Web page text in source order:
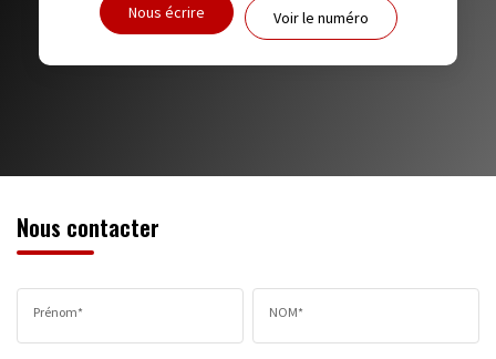
RESTAURANTS ET CAFÉS COMMERCES
Nous écrire Voir le numéro
Nous contacter
Prénom* NOM*